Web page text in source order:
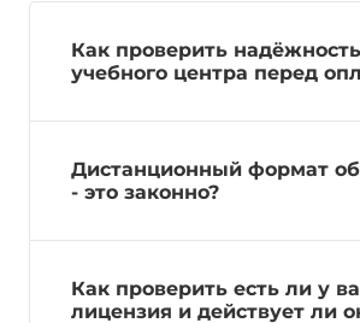
Как проверить надёжность
учебного центра перед
Дистанционный формат
- это законно?
Как проверить есть ли у
лицензия и действует ли